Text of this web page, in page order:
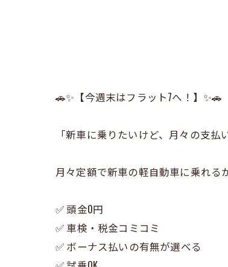
🚗✨【今週末はフラット7へ！】✨🚗
「新車に乗りたいけど、月々の支
月々定額で新車の軽自動車に乗れ
✅ 頭金0円
✅ 車検・税金コミコミ
✅ ボーナス払いの有無が選べる